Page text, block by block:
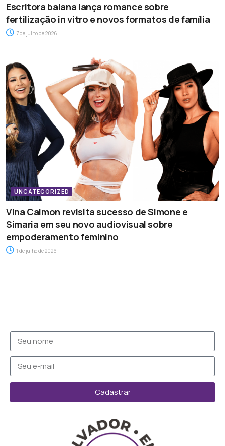
Escritora baiana lança romance sobre
fertilização in vitro e novos formatos de família
7 de julho de 2026
UNCATEGORIZED
Vina Calmon revisita sucesso de Simone e
Simaria em seu novo audiovisual sobre
empoderamento feminino
1 de julho de 2026
Cadastrar